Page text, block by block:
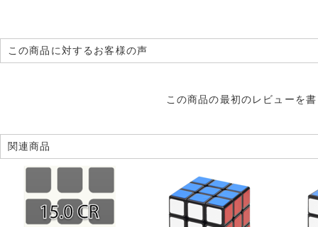
この商品に対するお客様の声
この商品の最初のレビューを
関連商品